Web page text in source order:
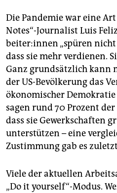
Die Pandemie war eine
Notes“-Journalist Luis
bei­te­r:in­nen „spüren
dass sie mehr verdienen.
Ganz grundsätzlich kann
der US-Bevölkerung das
ökonomischer
sagen rund 70 Prozent
dass sie Gewerkschaften
unterstützen – eine
Zustimmung gab es
Viele der aktuellen
„Do it yourself“-Modus.